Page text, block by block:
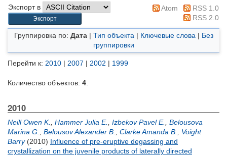
Экспорт в
Atom
RSS 1.0
RSS 2.0
Группировка по: Дата| Тип объекта | Ключевые слова | Без
группировки
Перейти к: 2010 | 2007 | 2002 | 1999
Количество объектов: 4
2010
Neill Owen K. Hammer Julia E. Izbekov Pavel E.
Belousova
Marina G.
Belousov Alexander B. Clarke Amanda B.
Voight
Barry(2010) Influence of pre-eruptive degassing and
crystallization on the juvenile products of laterally directed